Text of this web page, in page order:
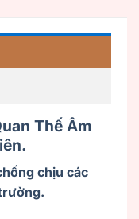
Thế Âm
chịu các